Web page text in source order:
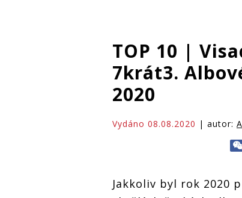
TOP 10 |
7krát3.
2020
Vydáno 08.08.2020 | autor:
Jakkoliv byl rok 2020